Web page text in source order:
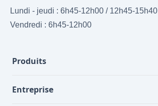
Lundi - jeudi : 6h45-12h00 / 12h45-15h40
Vendredi : 6h45-12h00
Produits
Entreprise